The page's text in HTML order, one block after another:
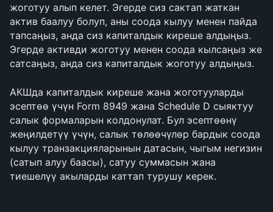
жоготуу алып келет. Эгерде сиз сактап жаткан
актив баалуу болуп, аны соода кылуу менен пайда
тапсаңыз, анда сиз капиталдык киреше алдыңыз.
Эгерде активди жоготуу менен соода кылсаңыз же
сатсаңыз, анда сиз капиталдык жоготуу алдыңыз.
АКШда капиталдык киреше жана жоготууларды
эсептөө үчүн Form 8949 жана Schedule D сыяктуу
салык формаларын колдонулат. Бул эсептөөнү
жеңилдетүү үчүн, салык төлөөчүлөр бардык соода
кылуу транзакцияларынын датасын, чыгым негизин
(сатып алуу баасы), сатуу суммасын жана
тиешелүү акыларды каттап турушу керек.